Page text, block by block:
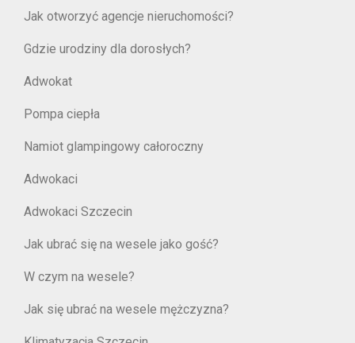
Jak otworzyć agencje nieruchomości?
Gdzie urodziny dla dorosłych?
Adwokat
Pompa ciepła
Namiot glampingowy całoroczny
Adwokaci
Adwokaci Szczecin
Jak ubrać się na wesele jako gość?
W czym na wesele?
Jak się ubrać na wesele mężczyzna?